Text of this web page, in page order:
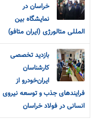
خراسان در
نمایشگاه بین
المللی متالورژی (ایران متافو)
بازدید تخصصی
کارشناسان
ایران‌خودرو از
فرایندهای جذب و توسعه نیروی
انسانی در فولاد خراسان